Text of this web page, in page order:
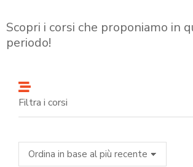
Scopri i corsi che proponiamo in
periodo!
Filtra i corsi